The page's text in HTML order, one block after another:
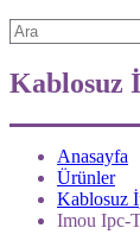
Kablosuz
Anasayfa
Ürünler
Kablosuz
Imou Ipc-